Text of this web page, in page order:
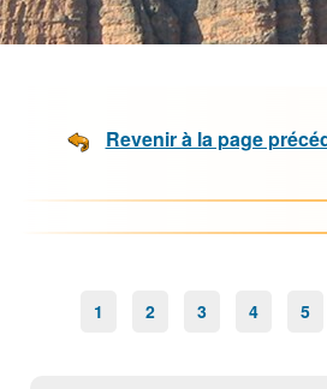
Revenir à la page
1 2 3 4 5